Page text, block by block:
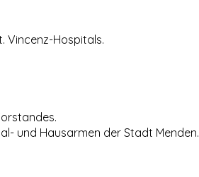
Vincenz-Hospitals.
und Hausarmen der Stadt Menden.